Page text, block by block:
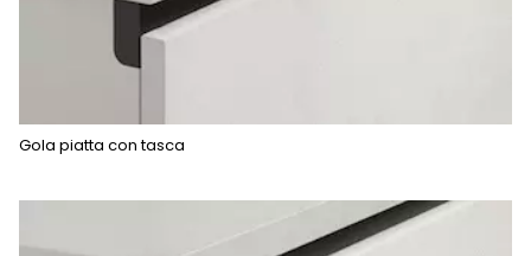
Gola piatta con tasca